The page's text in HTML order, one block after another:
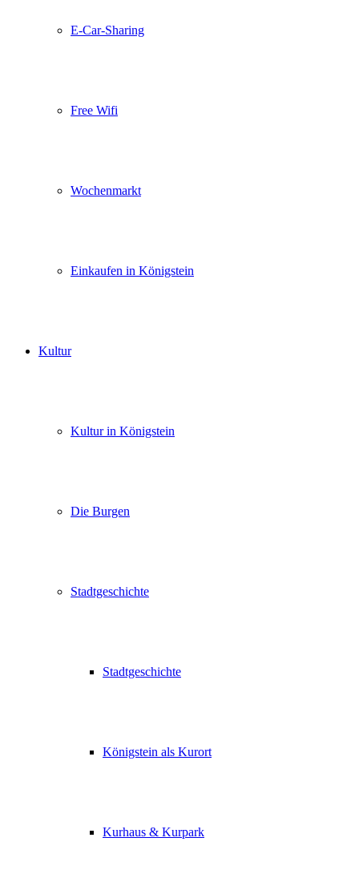
E-Car-Sharing
Free Wifi
Wochenmarkt
Einkaufen in Königstein
Kultur
Kultur in Königstein
Die Burgen
Stadtgeschichte
Stadtgeschichte
Königstein als Kurort
Kurhaus & Kurpark